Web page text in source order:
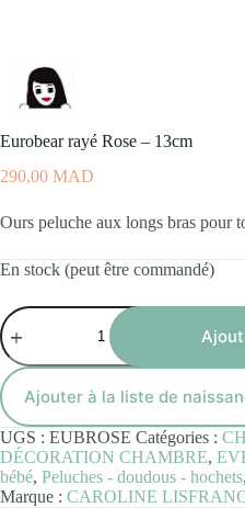
Eurobear rayé Rose – 13cm
290,00 MAD
Ours peluche aux longs bras pour
En stock (peut être commandé)
quantité
de
Eurobear
rayé
Rose
-
13cm
Ajouter à la liste de
UGS : EUBROSE Catégories :
DÉCORATION CHAMBRE,
bébé, Peluches - doudous - hochets,
Marque : CAROLINE